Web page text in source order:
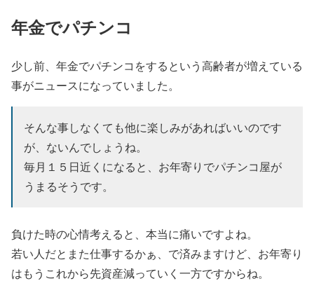
年金でパチンコ
少し前、年金でパチンコをするという高齢者が増えている
事がニュースになっていました。
そんな事しなくても他に楽しみがあればいいのです
が、ないんでしょうね。
毎月１５日近くになると、お年寄りでパチンコ屋が
うまるそうです。
負けた時の心情考えると、本当に痛いですよね。
若い人だとまた仕事するかぁ、で済みますけど、お年寄り
はもうこれから先資産減っていく一方ですからね。